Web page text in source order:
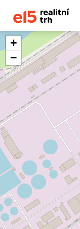
+
−